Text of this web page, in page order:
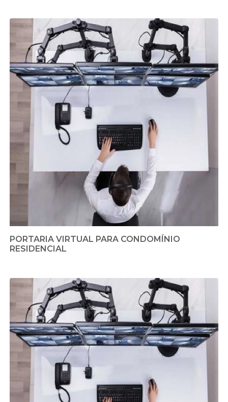
PORTARIA VIRTUAL PARA CONDOMÍNIO
RESIDENCIAL